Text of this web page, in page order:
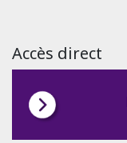
Accès direct